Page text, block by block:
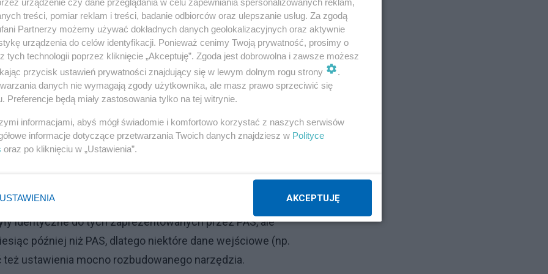
Reklama
150m2, w standardzie WT 2008
z USA. Miały być setki tysięcy
identyczne do tych zaprezentowanych przez PAS, ale
później niż PAS, dlatego niektóre dane wejściowe (np.
ustawienia mocno rozbudowanego narzędzia.
treści, pomiar reklam i treści, badanie odbiorców oraz ulepszanie usług. Za zgodą
Partnerzy możemy używać dokładnych danych geolokalizacyjnych oraz aktywnie
urządzenia do celów identyfikacji. Ponieważ cenimy Twoją prywatność, prosimy o
tych technologii poprzez kliknięcie „Akceptuję”. Zgoda jest dobrowolna i zawsze możesz
przycisk ustawień prywatności znajdujący się w lewym dolnym rogu strony
.
danych nie wymagają zgody użytkownika, ale masz prawo sprzeciwić się
Preferencje będą miały zastosowania tylko na tej witrynie.
informacjami, abyś mógł świadomie i komfortowo korzystać z naszych serwisów
informacje dotyczące przetwarzania Twoich danych znajdziesz w Polityce
oraz po kliknięciu w „Ustawienia”.
USTAWIENIA AKCEPTUJĘ